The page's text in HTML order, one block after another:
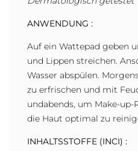
ANWENDUNG :
Auf ein Wattepad geben
und Lippen streichen.
Wasser abspülen.
zu erfrischen und mit
undabends, um Make-up-
die Haut optimal zu
INHALTSSTOFFE (INCI) :